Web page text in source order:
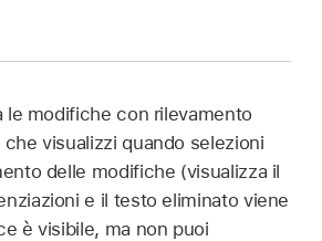
le modifiche con rilevamento
visualizzi quando selezioni
delle modifiche (visualizza il
e il testo eliminato viene
è visibile, ma non puoi